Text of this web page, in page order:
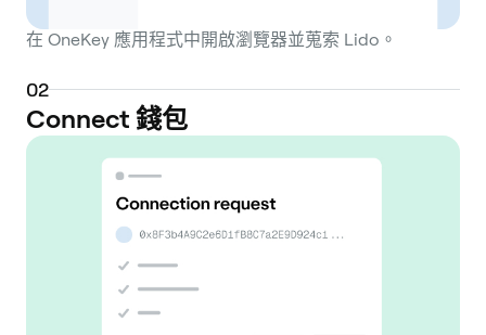
or deployed in various other decentralized
finance (DeFi) protocols to earn additional
efficiency, as users can earn staking
rewards while simultaneously participating
in the broader DeFi ecosystem. The stETH
token balance automatically rebases daily,
increasing to reflect the staking rewards
earned by the protocol. Lido operates by
pooling user deposits and delegating them
to a set of professional and vetted node
operators. This distributed approach helps
在 OneKey 應用程式中開啟瀏覽器並蒐索 Lido。
02
Connect 錢包